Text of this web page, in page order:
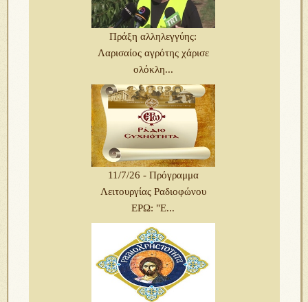
Πράξη αλληλεγγύης:
Λαρισαίος αγρότης χάρισε
ολόκλη...
11/7/26 - Πρόγραμμα
Λειτουργίας Ραδιοφώνου
ΕΡΩ: "Ε...